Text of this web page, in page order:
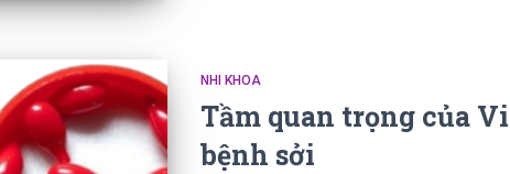
NHI KHOA
Tầm quan trọng của
bệnh sởi